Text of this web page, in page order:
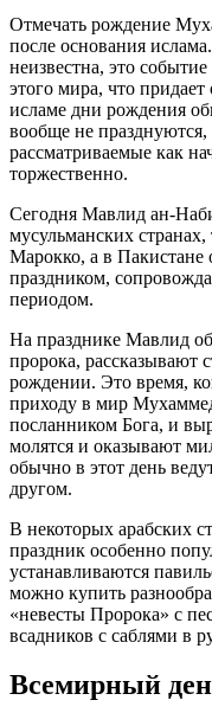
Отмечать рождение
после основания
неизвестна, это
этого мира, что
исламе дни рождения
вообще не
рассматриваемые как
торжественно.
Сегодня Мавлид ан-
мусульманских
Марокко, а в
праздником,
периодом.
На празднике Мавлид
пророка, рассказывают
рождении. Это время,
приходу в мир
посланником Бога, и
молятся и оказывают
обычно в этот день
другом.
В некоторых арабских
праздник особенно
устанавливаются
можно купить
«невесты Пророка» с
всадников с саблями в
Всемирный